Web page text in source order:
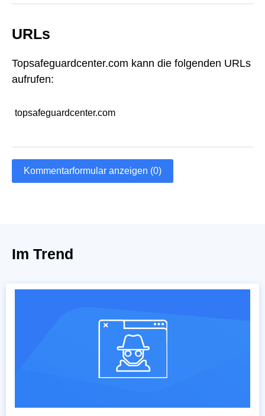
URLs
Topsafeguardcenter.com kann die folgenden URLs
aufrufen:
topsafeguardcenter.com
Kommentarformular anzeigen (0)
Im Trend